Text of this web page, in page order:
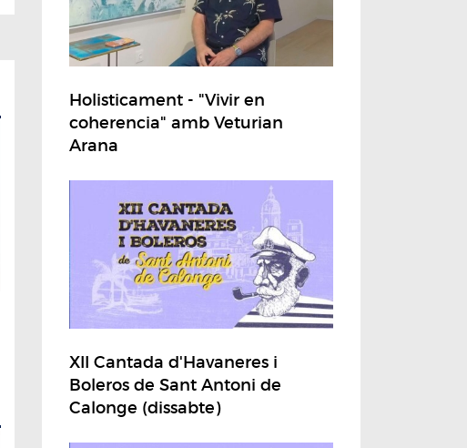
Holisticament - "Vivir en
coherencia" amb Veturian
Arana
XII Cantada d'Havaneres i
Boleros de Sant Antoni de
Calonge (dissabte)